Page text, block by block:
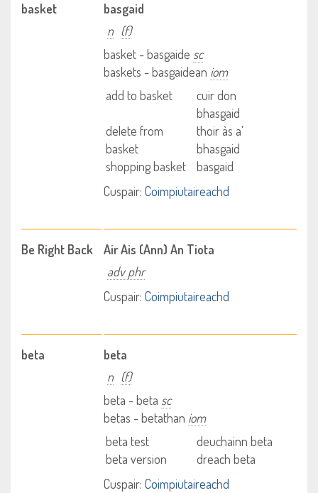
basket
basgaid
n (f)
basket - basgaide sc
baskets - basgaidean iom
add to basket
cuir don
bhasgaid
delete from
basket
thoir às a'
bhasgaid
shopping basket
basgaid
Cuspair: Coimpiutaireachd
Be Right Back
Air Ais (Ann) An Tiota
adv phr
Cuspair: Coimpiutaireachd
beta
beta
n (f)
beta - beta sc
betas - betathan iom
beta test
deuchainn beta
beta version
dreach beta
Cuspair: Coimpiutaireachd